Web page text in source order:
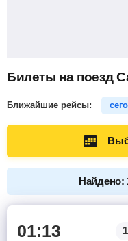
Билеты на поезд
Ближайшие рейсы:
Найдено:
01:13 1